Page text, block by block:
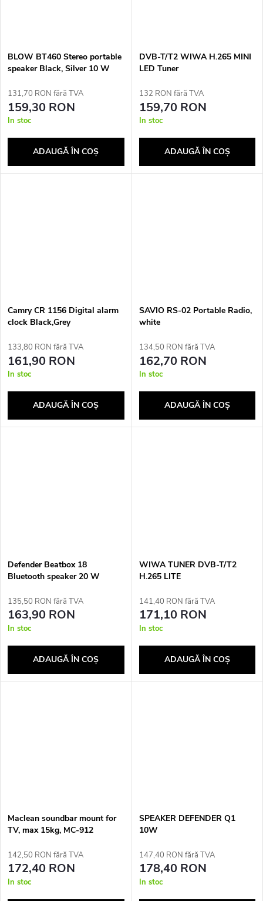
BLOW BT460 Stereo portable
speaker Black, Silver 10 W
131,70 RON fără TVA
159,30 RON
In stoc
ADAUGĂ ÎN COŞ
DVB-T/T2 WIWA H.265 MINI
LED Tuner
132 RON fără TVA
159,70 RON
In stoc
ADAUGĂ ÎN COŞ
Camry CR 1156 Digital alarm
clock Black,Grey
133,80 RON fără TVA
161,90 RON
In stoc
ADAUGĂ ÎN COŞ
SAVIO RS-02 Portable Radio,
white
134,50 RON fără TVA
162,70 RON
In stoc
ADAUGĂ ÎN COŞ
Defender Beatbox 18
Bluetooth speaker 20 W
135,50 RON fără TVA
163,90 RON
In stoc
ADAUGĂ ÎN COŞ
WIWA TUNER DVB-T/T2
H.265 LITE
141,40 RON fără TVA
171,10 RON
In stoc
ADAUGĂ ÎN COŞ
Maclean soundbar mount for
TV, max 15kg, MC-912
142,50 RON fără TVA
172,40 RON
In stoc
SPEAKER DEFENDER Q1
10W
147,40 RON fără TVA
178,40 RON
In stoc